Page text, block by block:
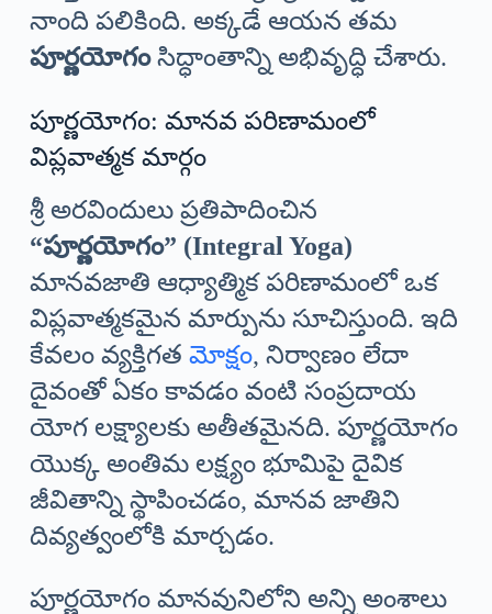
నాంది పలికింది. అక్కడే ఆయన తమ
పూర్ణయోగంసిద్ధాంతాన్ని అభివృద్ధి చేశారు.
పూర్ణయోగం: మానవ పరిణామంలో
విప్లవాత్మక మార్గం
శ్రీ అరవిందులు ప్రతిపాదించిన
“పూర్ణయోగం” (Integral Yoga)
మానవజాతి ఆధ్యాత్మిక పరిణామంలో ఒక
విప్లవాత్మకమైన మార్పును సూచిస్తుంది. ఇది
కేవలం వ్యక్తిగత మోక్షం, నిర్వాణం లేదా
దైవంతో ఏకం కావడం వంటి సంప్రదాయ
యోగ లక్ష్యాలకు అతీతమైనది. పూర్ణయోగం
యొక్క అంతిమ లక్ష్యం భూమిపై దైవిక
జీవితాన్ని స్థాపించడం, మానవ జాతిని
దివ్యత్వంలోకి మార్చడం.
పూర్ణయోగం మానవునిలోని అన్ని అంశాలు